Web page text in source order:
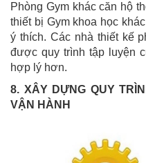
Phòng Gym khác căn hộ
thiết bị Gym khoa học
ý thích. Các nhà thiết kế
được quy trình tập luyện
hợp lý hơn.
8. XÂY DỰNG QUY
VẬN HÀNH